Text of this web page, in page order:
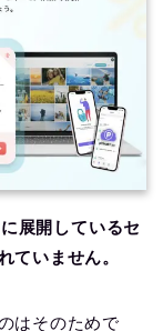
展開しているセ
ていません。
はそのためで